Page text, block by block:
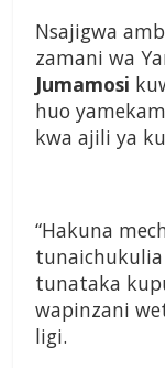
Nsajigwa
zamani wa
Jumamosi
huo
kwa ajili ya
“Hakuna
tunataka
wapinzani
ligi.